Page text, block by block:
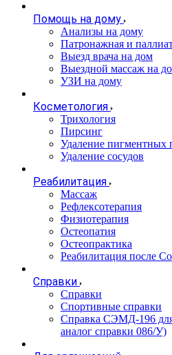
Помощь на дому
Анализы на дому
Патронажная и
Выезд врача на дом
Выездной массаж на
УЗИ на дому
Косметология
Трихология
Пирсинг
Удаление пигментных
Удаление сосудов
Реабилитация
Массаж
Рефлексотерапия
Физиотерапия
Остеопатия
Остеопрактика
Реабилитация после
Справки
Справки
Спортивные справки
Справка СЭМД‑196
аналог справки 086/У)